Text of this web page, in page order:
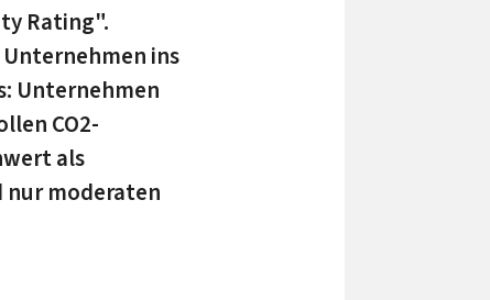
Rating".
ins
Unternehmen
CO2-
als
nur moderaten